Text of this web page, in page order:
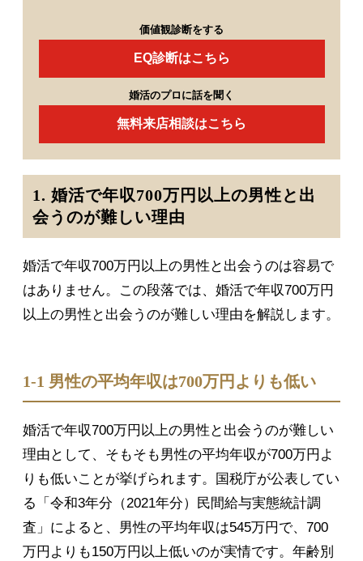
価値観診断をする
EQ診断はこちら
婚活のプロに話を聞く
無料来店相談はこちら
1. 婚活で年収700万円以上の男性と出
会うのが難しい理由
婚活で年収700万円以上の男性と出会うのは容易で
はありません。この段落では、婚活で年収700万円
以上の男性と出会うのが難しい理由を解説します。
1-1 男性の平均年収は700万円よりも低い
婚活で年収700万円以上の男性と出会うのが難しい
理由として、そもそも男性の平均年収が700万円よ
りも低いことが挙げられます。国税庁が公表してい
る「令和3年分（2021年分）民間給与実態統計調
査」によると、男性の平均年収は545万円で、700
万円よりも150万円以上低いのが実情です。年齢別